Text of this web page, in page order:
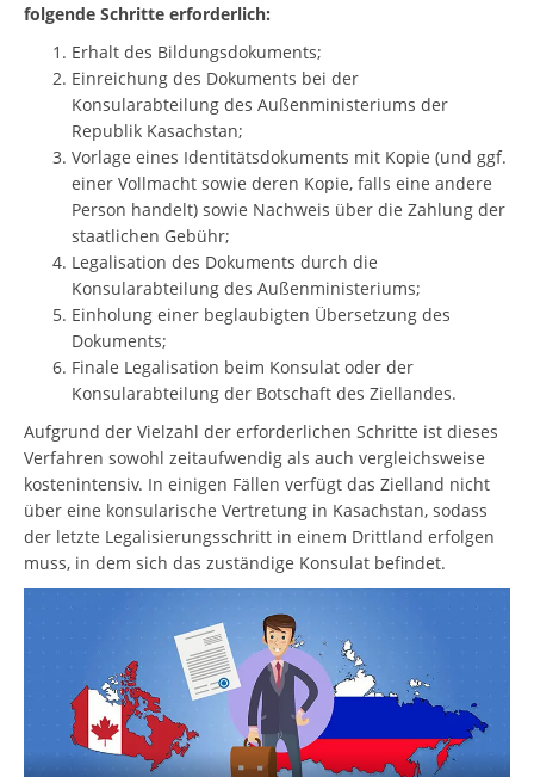
folgende Schritte erforderlich:
Erhalt des Bildungsdokuments;
Einreichung des Dokuments bei der
Konsularabteilung des Außenministeriums der
Republik Kasachstan;
Vorlage eines Identitätsdokuments mit Kopie (und ggf.
einer Vollmacht sowie deren Kopie, falls eine andere
Person handelt) sowie Nachweis über die Zahlung der
staatlichen Gebühr;
Legalisation des Dokuments durch die
Konsularabteilung des Außenministeriums;
Einholung einer beglaubigten Übersetzung des
Dokuments;
Finale Legalisation beim Konsulat oder der
Konsularabteilung der Botschaft des Ziellandes.
Aufgrund der Vielzahl der erforderlichen Schritte ist dieses
Verfahren sowohl zeitaufwendig als auch vergleichsweise
kostenintensiv. In einigen Fällen verfügt das Zielland nicht
über eine konsularische Vertretung in Kasachstan, sodass
der letzte Legalisierungsschritt in einem Drittland erfolgen
muss, in dem sich das zuständige Konsulat befindet.